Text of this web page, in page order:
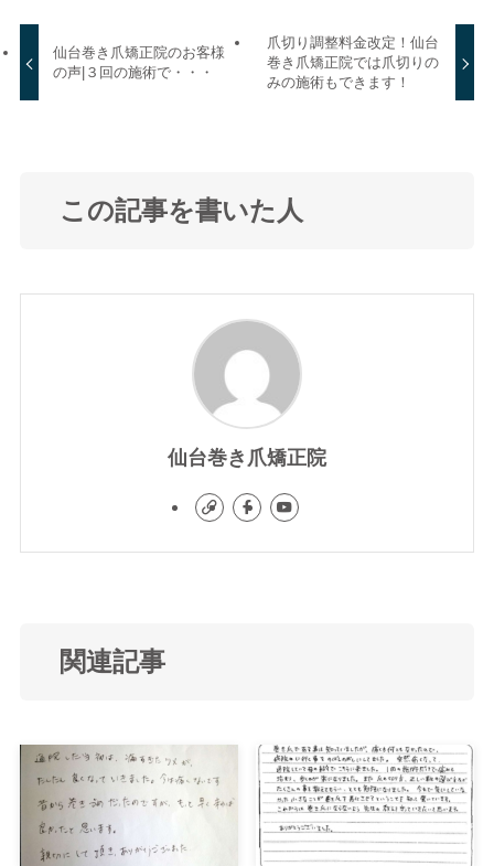
仙台巻き爪矯正院のお客様
の声|３回の施術で・・・
爪切り調整料金改定！仙台
巻き爪矯正院では爪切りの
みの施術もできます！
この記事を書いた人
仙台巻き爪矯正院
関連記事